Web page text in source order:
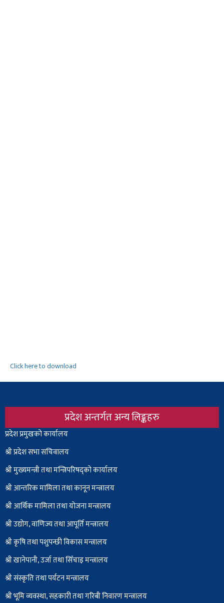
Click here to download
प्रदेश अन्तर्गत अन्य लिङ्कहरु
Body
प्रदेश प्रमुखको कार्यालय
श्री प्रदेश सभा सचिवालय
श्रीमुख्यमन्त्री तथा मन्त्रिपरिषद्को कार्यालय
श्री आन्तरिक मामिला तथा कानून मन्त्रालय
श्री आर्थिक मामिला तथा योजना मन्त्रालय
श्री उद्योग, वाणिज्य तथा आपूर्ति मन्त्रालय
श्री कृषि तथा पशुपन्छी विकास मन्त्रालय
श्री खानेपानी, उर्जा तथा सिँचाइ मन्त्रालय
श्री संस्कृति तथा पर्यटन मन्त्रालय
श्री भूमि व्यवस्था, सहकारी तथा गरिबी निवारण मन्त्रालय